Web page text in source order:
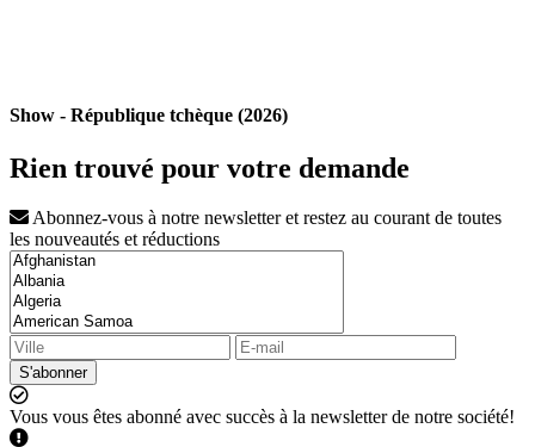
Show - République tchèque (2026)
Rien trouvé pour votre demande
Abonnez-vous à notre newsletter et restez au courant de toutes
les nouveautés et réductions
S'abonner
Vous vous êtes abonné avec succès à la newsletter de notre société!